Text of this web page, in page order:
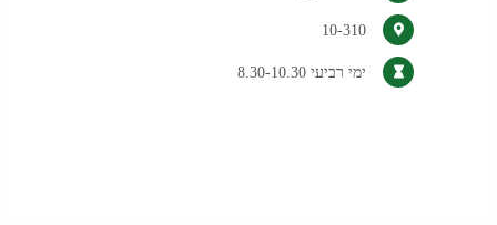
10-310
ימי רביעי 8.30-10.30